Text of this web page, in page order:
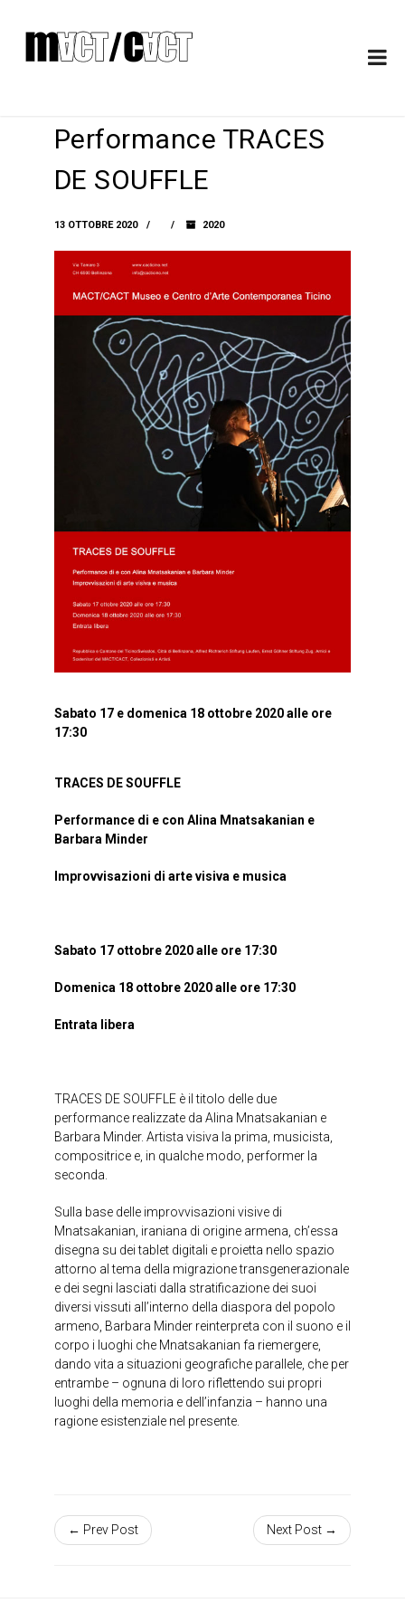
Performance TRACES
DE SOUFFLE
13 OTTOBRE 2020 2020
Sabato 17 e domenica 18 ottobre 2020 alle ore
17:30
TRACES DE SOUFFLE
Performance di e con Alina Mnatsakanian e
Barbara Minder
Improvvisazioni di arte visiva e musica
Sabato 17 ottobre 2020 alle ore 17:30
Domenica 18 ottobre 2020 alle ore 17:30
Entrata libera
TRACES DE SOUFFLE è il titolo delle due
performance realizzate da Alina Mnatsakanian e
Barbara Minder. Artista visiva la prima, musicista,
compositrice e, in qualche modo, performer la
seconda.
Sulla base delle improvvisazioni visive di
Mnatsakanian, iraniana di origine armena, ch’essa
disegna su dei tablet digitali e proietta nello spazio
attorno al tema della migrazione transgenerazionale
e dei segni lasciati dalla stratificazione dei suoi
diversi vissuti all’interno della diaspora del popolo
armeno, Barbara Minder reinterpreta con il suono e il
corpo i luoghi che Mnatsakanian fa riemergere,
dando vita a situazioni geografiche parallele, che per
entrambe – ognuna di loro riflettendo sui propri
luoghi della memoria e dell’infanzia – hanno una
ragione esistenziale nel presente.
← Prev Post Next Post →